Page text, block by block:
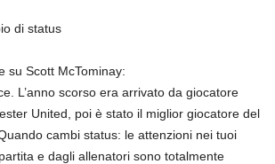
di status
su Scott McTominay:
L’anno scorso era arrivato da giocatore
United, poi è stato il miglior giocatore del
cambi status: le attenzioni nei tuoi
e dagli allenatori sono totalmente